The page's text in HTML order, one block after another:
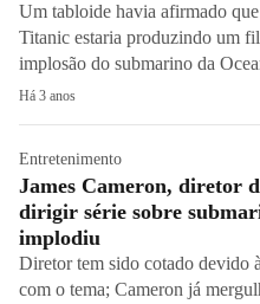
Um tabloide havia afirmado
Titanic estaria produzindo um
implosão do submarino da
Há 3 anos
Entretenimento
James Cameron, diretor
dirigir série sobre
implodiu
Diretor tem sido cotado devido
com o tema; Cameron já